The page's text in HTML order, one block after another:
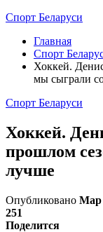
Спорт Беларуси
Главная
Спорт
Хоккей.
мы сыграли
Спорт Беларуси
Хоккей.
прошлом
лучше
Опубликовано Мар
251
Поделится